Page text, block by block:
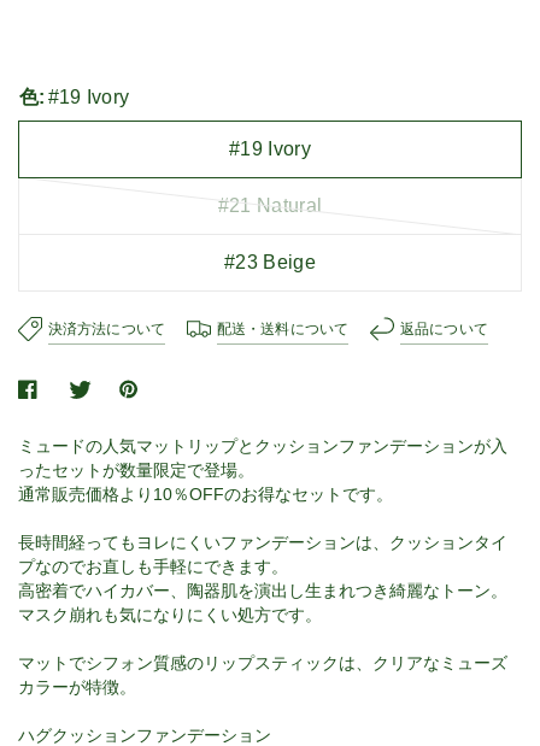
色: #19 Ivory
#19 Ivory
#21 Natural
#23 Beige
決済方法について 配送・送料について 返品について
ミュードの人気マットリップとクッションファンデーションが入
ったセットが数量限定で登場。
通常販売価格より10％OFFのお得なセットです。
長時間経ってもヨレにくいファンデーションは、クッションタイ
プなのでお直しも手軽にできます。
高密着でハイカバー、陶器肌を演出し生まれつき綺麗なトーン。
マスク崩れも気になりにくい処方です。
マットでシフォン質感のリップスティックは、クリアなミューズ
カラーが特徴。
ハグクッションファンデーション